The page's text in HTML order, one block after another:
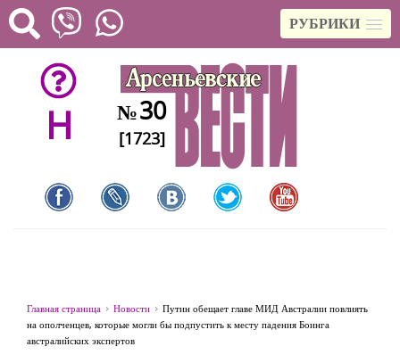
РУБРИКИ
H №30
[1723]
Главная страница Новости
Путин обещает главе МИД Австралии повлиять
на ополченцев, которые могли бы подпустить к месту падения Боинга
австралийских экспертов